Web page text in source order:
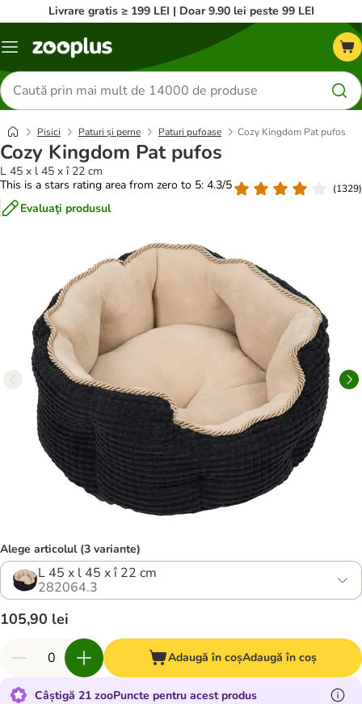
Livrare gratis ≥ 199 LEI | Doar 9.90 lei peste 99 LEI
Categorii
Căutare
produse
Pisici Paturi și perne Paturi pufoase Cozy Kingdom Pat pufos
Cozy Kingdom Pat pufos
L 45 x l 45 x î 22 cm
This is a stars rating area from zero to 5: 4.3/5
(1329)
Evaluaţi produsul
Alege articolul (3 variante)
L 45 x l 45 x î 22 cm
282064.3
105,90 lei
Adaugă în coșAdaugă în coș
Câștigă 21 zooPuncte pentru acest produs